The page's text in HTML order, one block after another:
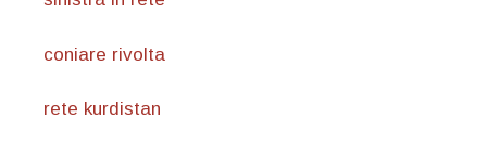
coniare rivolta
rete kurdistan